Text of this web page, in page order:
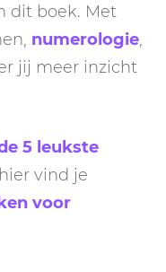
dit boek. Met
numerologie,
jij meer inzicht
5 leukste
vind je
voor